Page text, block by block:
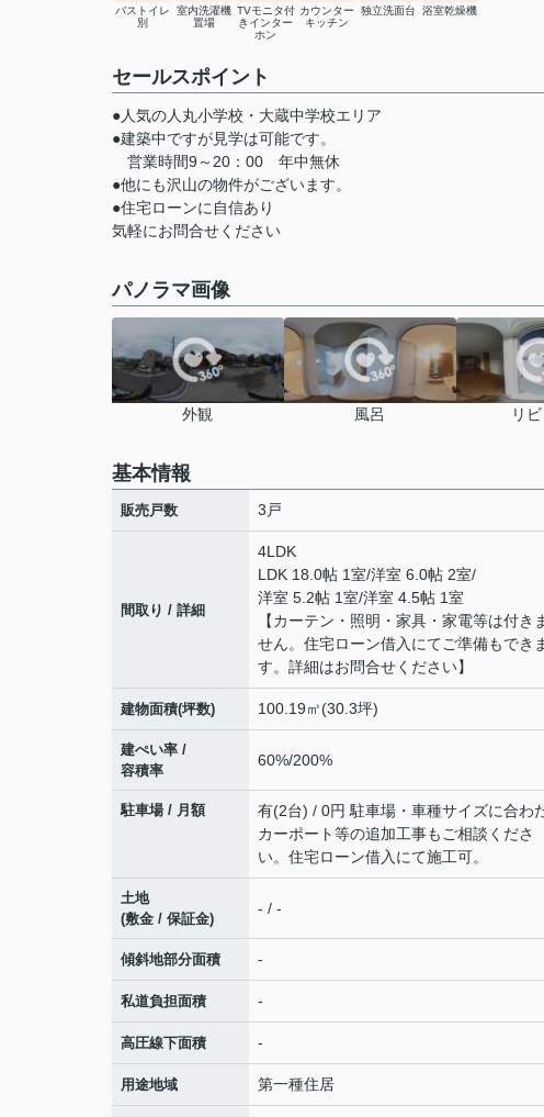
バストイレ
別
室内洗濯機
置場
TVモニタ付
きインター
ホン
カウンター
キッチン
独立洗面台 浴室乾燥機
セールスポイント
●人気の人丸小学校・大蔵中学校エリア
●建築中ですが見学は可能です。
営業時間9～20：00 年中無休
●他にも沢山の物件がございます。
●住宅ローンに自信あり
気軽にお問合せください
パノラマ画像
外観 風呂 リ
基本情報
販売戸数 3戸
間取り / 詳細
4LDK
LDK 18.0帖 1室/洋室 6.0帖 2室/
洋室 5.2帖 1室/洋室 4.5帖 1室
【カーテン・照明・家具・家電等は付き
せん。住宅ローン借入にてご準備もでき
す。詳細はお問合せください】
建物面積(坪数) 100.19㎡(30.3坪)
建ぺい率 /
容積率
60%/200%
駐車場 / 月額
有(2台) / 0円 駐車場・車種サイズに合わ
カーポート等の追加工事もご相談くださ
い。住宅ローン借入にて施工可。
土地
(敷金 / 保証金)
- / -
傾斜地部分面積 -
私道負担面積 -
高圧線下面積 -
用途地域 第一種住居